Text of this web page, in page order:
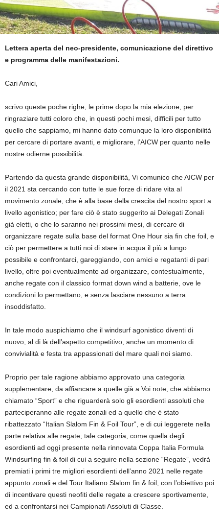
Lettera aperta del neo-presidente, comunicazione del direttivo
e programma delle manifestazioni.
Cari Amici,
scrivo queste poche righe, le prime dopo la mia elezione, per
ringraziare tutti coloro che, in questi pochi mesi, difficili per tutto
quello che sappiamo, mi hanno dato comunque la loro disponibilità
per cercare di portare avanti, e migliorare, l’AICW per quanto nelle
nostre odierne possibilità.
Partendo da questa grande disponibilità, Vi comunico che AICW per
il 2021 sta cercando con tutte le sue forze di ridare vita al
movimento zonale, che è alla base della crescita del nostro sport a
livello agonistico; per fare ciò è stato suggerito ai Delegati Zonali
già eletti, o che lo saranno nei prossimi mesi, di cercare di
organizzare regate sulla base del format One Hour sia fin che foil, e
ciò per permettere a tutti noi di stare in acqua il più a lungo
possibile e confrontarci, gareggiando, con amici e regatanti di pari
livello, oltre poi eventualmente ad organizzare, contestualmente,
anche regate con il classico format down wind a batterie, ove le
condizioni lo permettano, e senza lasciare nessuno a terra
insoddisfatto.
In tale modo auspichiamo che il windsurf agonistico diventi di
nuovo, al di là dell’aspetto competitivo, anche un momento di
convivialità e festa tra appassionati del mare quali noi siamo.
Proprio per tale ragione abbiamo approvato una categoria
supplementare, da affiancare a quelle già a Voi note, che abbiamo
chiamato “Sport” e che riguarderà solo gli esordienti assoluti che
parteciperanno alle regate zonali ed a quello che è stato
ribattezzato “Italian Slalom Fin & Foil Tour”, e di cui leggerete nella
parte relativa alle regate; tale categoria, come quella degli
esordienti ad oggi presente nella rinnovata Coppa Italia Formula
Windsurfing fin & foil di cui a seguire nella sezione “Regate”, vedrà
premiati i primi tre migliori esordienti dell’anno 2021 nelle regate
appunto zonali e del Tour Italiano Slalom fin & foil, con l’obiettivo poi
di incentivare questi neofiti delle regate a crescere sportivamente,
ed a confrontarsi nei Campionati Assoluti di Classe.